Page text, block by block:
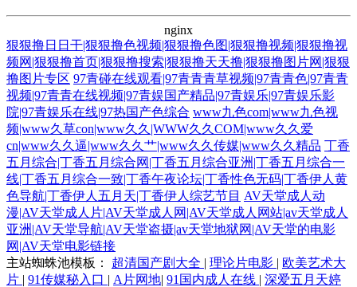
nginx
狠狠撸日日干|狠狠撸色视频|狠狠撸色图|狠狠撸视频|狠狠撸视
频网|狠狠撸首页|狠狠撸搜索|狠狠撸天天撸|狠狠撸图片网|狠狠
撸图片专区 97青碰在线观看|97青青青草视频|97青青色|97青青
视频|97青青在线视频|97青娱国产精品|97青娱乐|97青娱乐影
院|97青娱乐在线|97热国产色综合 www九色com|www九色视
频|www久草con|www久久|WWW久久COM|www久久爱
cn|www久久逼|www久久艹|www久久传媒|www久久精品 丁香
五月综合|丁香五月综合网|丁香五月综合亚洲|丁香五月综合一
线|丁香五月综合一致|丁香午夜论坛|丁香性色无码|丁香伊人黄
色导航|丁香伊人五月天|丁香伊人综艺节目 AV天堂成人动
漫|AV天堂成人片|AV天堂成人网|AV天堂成人网站|av天堂成人
亚洲|AV天堂导航|AV天堂盗摄|av天堂地狱网|AV天堂的电影
网|AV天堂电影链接
主站蜘蛛池模板： 超清国产剧大全 | 理论片电影 | 欧美艺术大
片 | 91传媒秘入口 | A片网地| 91国内成人在线 | 深爱五月天婷